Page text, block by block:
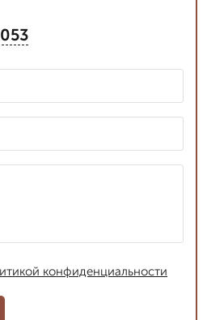
конфиденциальности